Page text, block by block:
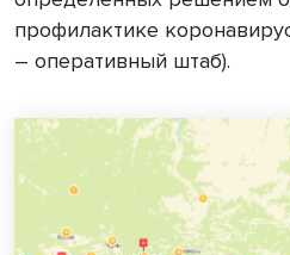
профилактике
– оперативный штаб).